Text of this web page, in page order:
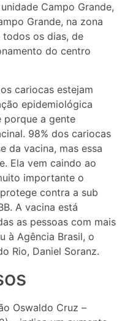
Campo Grande,
Grande, na zona
os dias, de
do centro
cariocas estejam
epidemiológica
a gente
98% dos cariocas
da vacina, mas essa
Ela vem caindo ao
importante o
contra a sub
A vacina está
as pessoas com mais
à Agência Brasil, o
Rio, Daniel Soranz.
Oswaldo Cruz –